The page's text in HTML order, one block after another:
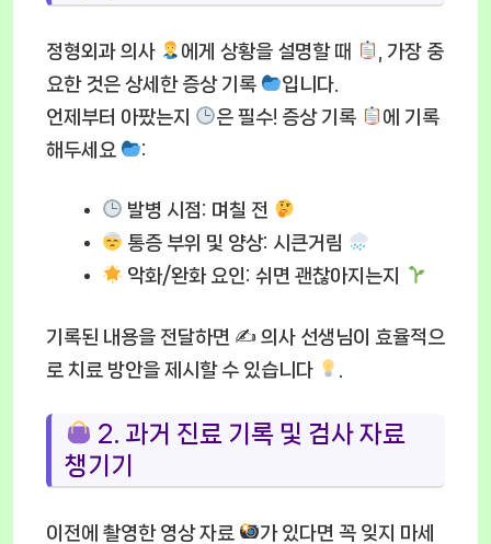
정형외과 의사 에게 상황을 설명할 때
, 가장 중
요한 것은 상세한 증상 기록
입니다.
언제부터 아팠는지
은 필수! 증상 기록
에 기록
해두세요
:
발병 시점: 며칠 전
통증 부위 및 양상: 시큰거림
악화/완화 요인: 쉬면 괜찮아지는지
기록된 내용을 전달하면 ✍ 의사 선생님이 효율적으
로 치료 방안을 제시할 수 있습니다
2. 과거 진료 기록 및 검사 자료
챙기기
이전에 촬영한 영상 자료
가 있다면 꼭 잊지 마세